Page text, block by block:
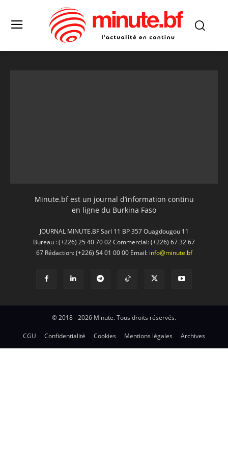
Minute.bf est un journal d’information continu
en ligne du Burkina Faso
JOURNAL MINUTE.BF Sarl 11 BP 357 Ouagdougou 11
Bureau : (+226) 25 40 70 02 Commercial: (+226) 67 32 67
67 Rédaction: (+226) 54 01 00 00 Email: info@minute.bf
© 2018 - 2026 Minute. Tous droits réservés.
CGU Confidentialité Cookies Mentions légales Archives